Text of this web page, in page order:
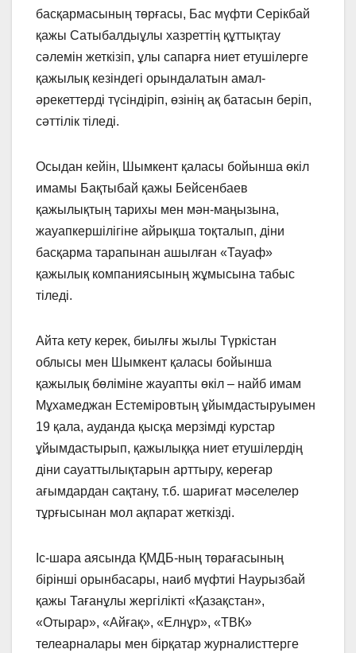
басқармасының төрғасы, Бас мүфти Серікбай
қажы Сатыбалдыұлы хазреттің құттықтау
сәлемін жеткізіп, ұлы сапарға ниет етушілерге
қажылық кезіндегі орындалатын амал-
әрекеттерді түсіндіріп, өзінің ақ батасын беріп,
сәттілік тіледі.
Осыдан кейін, Шымкент қаласы бойынша өкіл
имамы Бақтыбай қажы Бейсенбаев
қажылықтың тарихы мен мән-маңызына,
жауапкершілігіне айрықша тоқталып, діни
басқарма тарапынан ашылған «Тауаф»
қажылық компаниясының жұмысына табыс
тіледі.
Айта кету керек, биылғы жылы Түркістан
облысы мен Шымкент қаласы бойынша
қажылық бөліміне жауапты өкіл – найб имам
Мұхамеджан Естеміровтың ұйымдастыруымен
19 қала, ауданда қысқа мерзімді курстар
ұйымдастырып, қажылыққа ниет етушілердің
діни сауаттылықтарын арттыру, кереғар
ағымдардан сақтану, т.б. шариғат мәселелер
тұрғысынан мол ақпарат жеткізді.
Іс-шара аясында ҚМДБ-ның төрағасының
бірінші орынбасары, наиб мүфтиі Наурызбай
қажы Тағанұлы жергілікті «Қазақстан»,
«Отырар», «Айғақ», «Елнұр», «ТВК»
телеарналары мен бірқатар журналисттерге